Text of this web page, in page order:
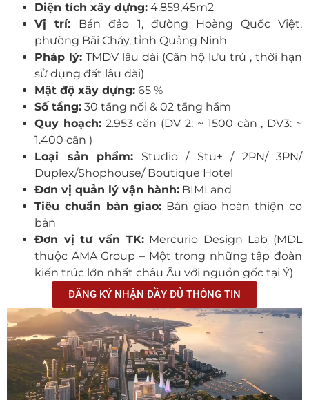
Diện tích xây dựng: 4.859,45m2
Vị trí: Bán đảo 1, đường Hoàng Quốc Việt,
phường Bãi Cháy, tỉnh Quảng Ninh
Pháp lý: TMDV lâu dài (Căn hộ lưu trú , thời hạn
sử dụng đất lâu dài)
Mật độ xây dựng: 65 %
Số tầng: 30 tầng nổi & 02 tầng hầm
Quy hoạch:2.953 căn (DV 2: ~ 1500 căn , DV3: ~
1.400 căn )
Loại sản phẩm: Studio / Stu+ / 2PN/ 3PN/
Duplex/Shophouse/ Boutique Hotel
Đơn vị quản lý vận hành: BIMLand
Tiêu chuẩn bàn giao: Bàn giao hoàn thiện cơ
bản
Đơn vị tư vấn TK:Mercurio Design Lab (MDL
thuộc AMA Group – Một trong những tập đoàn
kiến trúc lớn nhất châu Âu với nguồn gốc tại Ý)
ĐĂNG KÝ NHẬN ĐẦY ĐỦ THÔNG TIN